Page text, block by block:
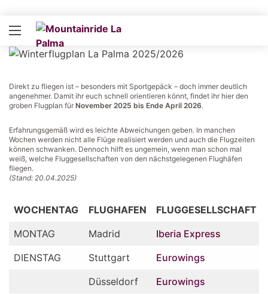
Direkt zu fliegen ist – besonders mit Sportgepäck – doch immer deutlich
angenehmer. Damit ihr euch schnell orientieren könnt, findet ihr hier den
groben Flugplan für November 2025 bis Ende April 2026.
Erfahrungsgemäß wird es leichte Abweichungen geben. In manchen
Wochen werden nicht alle Flüge realisiert werden und auch die Flugzeiten
können schwanken. Dennoch hilft es ungemein, wenn man schon mal
weiß, welche Fluggesellschaften von den nächstgelegenen Flughäfen
fliegen.
(Stand: 20.04.2025)
WOCHENTAG FLUGHAFEN FLUGGESELLSCHAFT
MONTAG
Madrid Iberia Express
DIENSTAG
Stuttgart Eurowings
Düsseldorf
Eurowings